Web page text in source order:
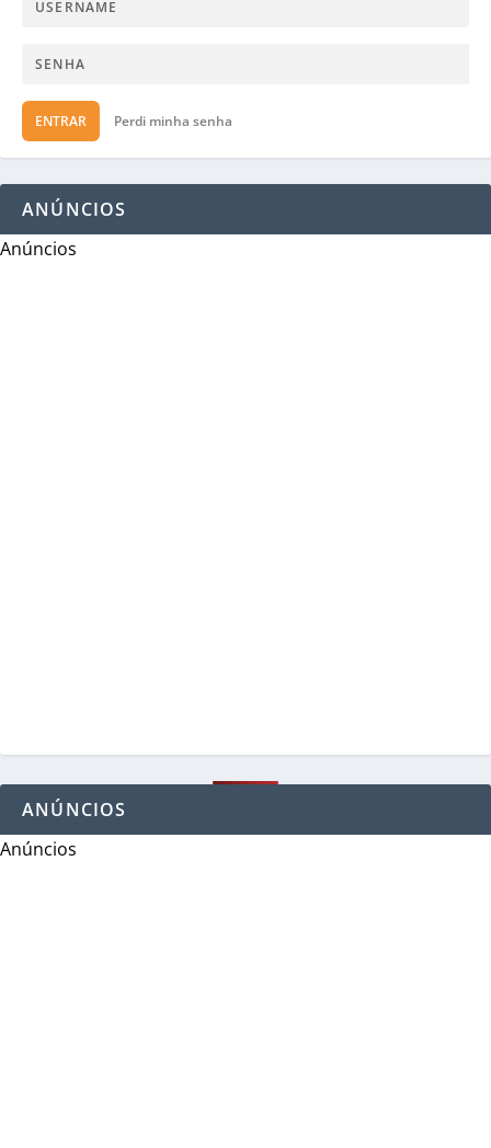
ENTRAR Perdi minha senha
ANÚNCIOS
Anúncios
ANÚNCIOS
Anúncios